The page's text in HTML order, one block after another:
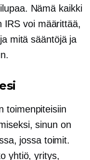
Nämä kaikki
IRS voi määrittää,
mitä sääntöjä ja
toimenpiteisiin
sinun on
jossa toimit.
yhtiö, yritys,